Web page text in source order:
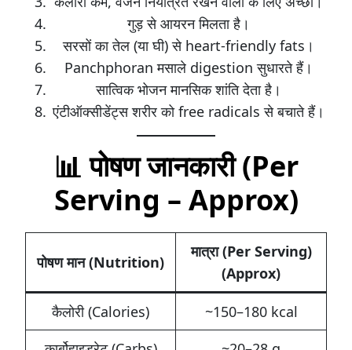
गुड़ से आयरन मिलता है।
सरसों का तेल (या घी) से heart-friendly fats।
Panchphoran मसाले digestion सुधारते हैं।
सात्विक भोजन मानसिक शांति देता है।
एंटीऑक्सीडेंट्स शरीर को free radicals से बचाते हैं।
📊 पोषण जानकारी (Per
Serving – Approx)
पोषण मान (Nutrition)
मात्रा (Per Serving)
(Approx)
कैलोरी (Calories)
~150–180 kcal